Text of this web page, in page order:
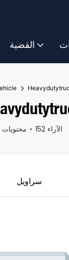
القضية
2 محتويات 152 الآراء
سراويل